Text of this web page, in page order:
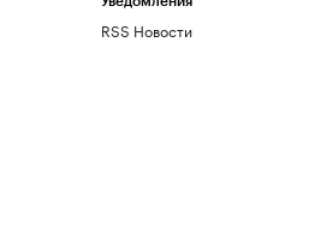
RSS Новости